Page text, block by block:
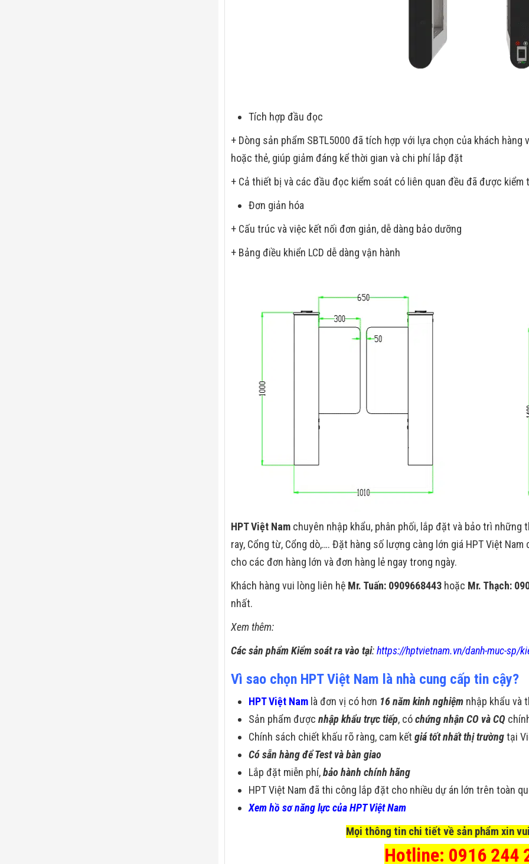
Tích hợp đầu đọc
+ Dòng sản phẩm SBTL5000 đã tích hợp với lựa chọn của khách
hoặc thẻ, giúp giảm đáng kể thời gian và chi phí lắp đặt
+ Cả thiết bị và các đầu đọc kiểm soát có liên quan đều đã được
Đơn giản hóa
+ Cấu trúc và việc kết nối đơn giản, dễ dàng bảo dưỡng
+ Bảng điều khiển LCD dễ dàng vận hành
HPT Việt Nam chuyên nhập khẩu, phân phối, lắp đặt và bảo trì những
ray, Cổng từ, Cổng dò,…. Đặt hàng số lượng càng lớn giá HPT Việt
cho các đơn hàng lớn và đơn hàng lẻ ngay trong ngày.
Khách hàng vui lòng liên hệ Mr. Tuấn: 0909668443 hoặc Mr. Thạch:
nhất.
Xem thêm:
Các sản phẩm Kiểm soát ra vào tại:https://hptvietnam.vn/danh-muc-sp/
Vì sao chọn HPT Việt Nam là nhà cung cấp tin cậy?
HPT Việt Nam là đơn vị có hơn 16 năm kinh nghiệm nhập khẩu và
Sản phẩm được nhập khẩu trực tiếp, cóchứng nhận CO và CQ
Chính sách chiết khấu rõ ràng, cam kết giá tốt nhất thị trườngtại
Có sẵn hàng để Test và bàn giao
Lắp đặt miễn phí,bảo hành chính hãng
HPT Việt Nam đã thi công lắp đặt cho nhiều dự án lớn trên toàn
Xem hồ sơ năng lực của HPT Việt Nam
Mọi thông tin chi tiết về sản phẩm xin
Hotline: 0916 244